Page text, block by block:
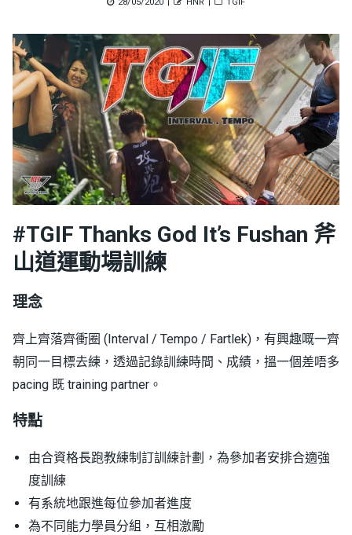
#TGIF Thanks God It’s Fushan 斧
山道運動場訓練
理念
齊上齊落齊衝圈 (Interval / Tempo / Fartlek)，有興趣嘅一齊
朝同一目標去練，透過記錄訓練時間、成績，搵一個差唔多
pacing 既 training partner。
特點
由合資格長跑教練制訂訓練計劃，為參加者安排合適強
度訓練
有系統地跟進每位參加者進度
為不同能力學員分組，互相激勵